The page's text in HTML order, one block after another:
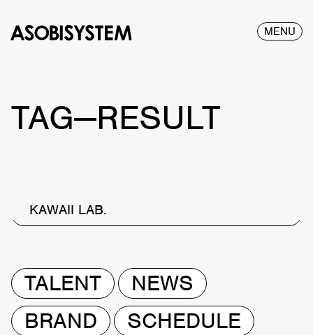
MENU
TAG—RESULT
KAWAII LAB.
TALENT
NEWS
BRAND
SCHEDULE